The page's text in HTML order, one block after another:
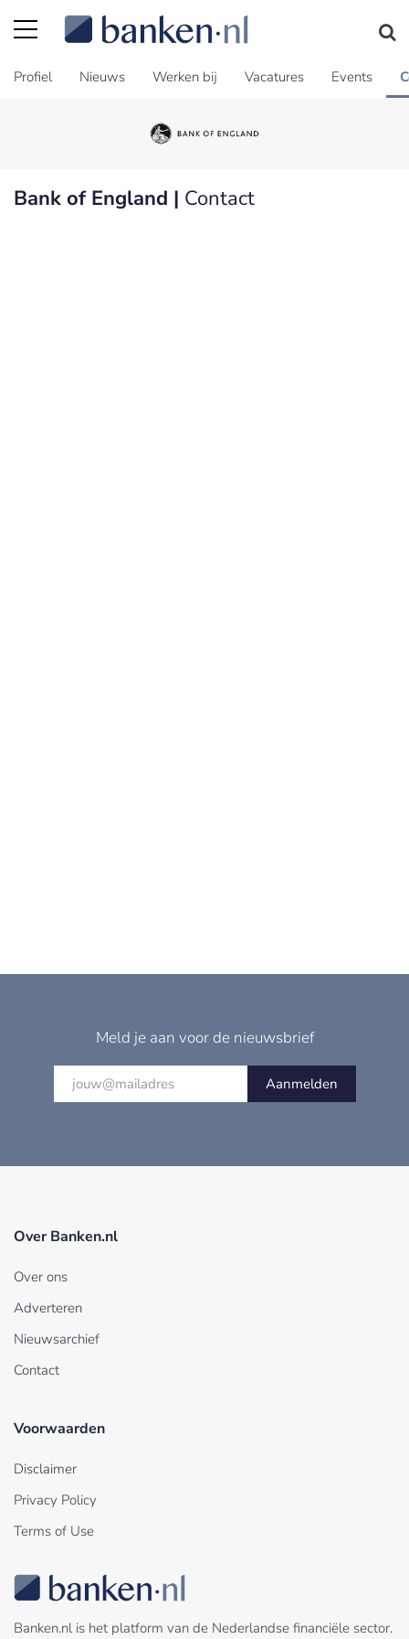
Profiel Nieuws Werken bij Vacatures Events
Bank of England | Contact
Meld je aan voor de nieuwsbrief
Aanmelden
Over Banken.nl
Over ons
Adverteren
Nieuwsarchief
Contact
Voorwaarden
Disclaimer
Privacy Policy
Terms of Use
Banken.nl is het platform van de Nederlandse financiële sector.